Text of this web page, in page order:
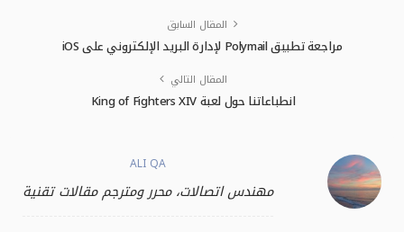
المقال السابق
مراجعة تطبيق Polymail لإدارة البريد الإلكتروني على iOS
المقال التالي
انطباعاتنا حول لعبة King of Fighters XIV
ALI QA
مهندس اتصالات، محرر ومترجم مقالات تقنية